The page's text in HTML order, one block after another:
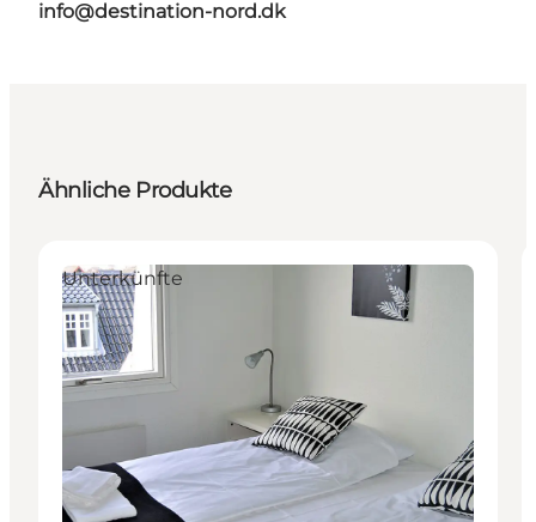
info@destination-nord.dk
Ähnliche Produkte
Unterkünfte